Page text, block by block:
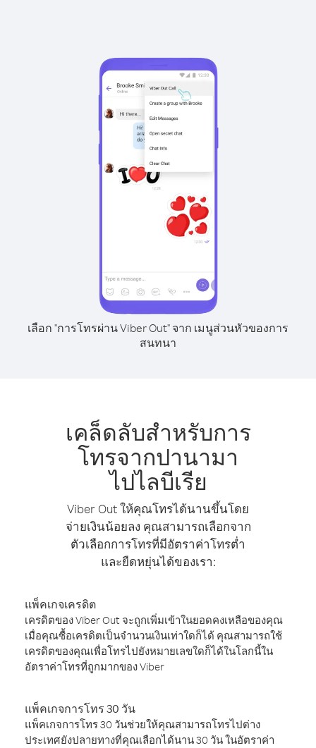
เลือก "การโทรผ่าน Viber Out" จาก เมนูส่วนหัวของการ
สนทนา
เคล็ดลับสำหรับการ
โทรจากปานามา
ไปไลบีเรีย
Viber Out ให้คุณโทรได้นานขึ้นโดย
จ่ายเงินน้อยลง คุณสามารถเลือกจาก
ตัวเลือกการโทรที่มีอัตราค่าโทรต่ำ
และยืดหยุ่นได้ของเรา:
แพ็คเกจเครดิต
เครดิตของ Viber Out จะถูกเพิ่มเข้าในยอดคงเหลือของคุณ
เมื่อคุณซื้อเครดิตเป็นจำนวนเงินเท่าใดก็ได้ คุณสามารถใช้
เครดิตของคุณเพื่อโทรไปยังหมายเลขใดก็ได้ในโลกนี้ใน
อัตราค่าโทรที่ถูกมากของ Viber
แพ็คเกจการโทร 30 วัน
แพ็คเกจการโทร 30 วันช่วยให้คุณสามารถโทรไปต่าง
ประเทศยังปลายทางที่คุณเลือกได้นาน 30 วัน ในอัตราค่า